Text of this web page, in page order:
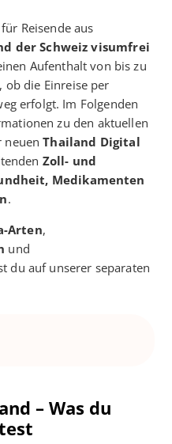
Reisende aus
der Schweiz visumfrei
Aufenthalt von bis zu
ob die Einreise per
erfolgt. Im Folgenden
zu den aktuellen
neuenThailand Digital
Zoll- und
Medikamenten
.
Arten,
und
du auf unserer separaten
– Was du